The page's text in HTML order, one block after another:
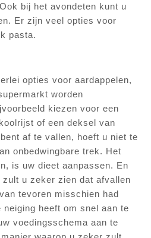
bij het avondeten kunt u
Er zijn veel opties voor
pasta.
opties voor aardappelen,
worden
kiezen voor een
of een deksel van
af te vallen, hoeft u niet te
onbedwingbare trek. Het
is uw dieet aanpassen. En
u zeker zien dat afvallen
tevoren misschien had
heeft om snel aan te
voedingsschema aan te